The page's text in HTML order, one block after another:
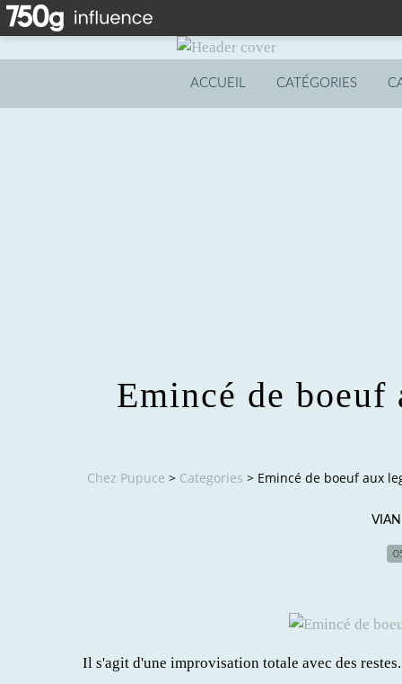
ACCUEIL CATÉGORIES
Emincé de boeuf
Chez Pupuce > Categories > Emincé de boeuf aux
Il s'agit d'une improvisation totale avec des restes.